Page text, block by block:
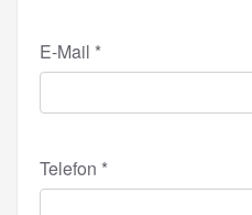
E-Mail *
Telefon *